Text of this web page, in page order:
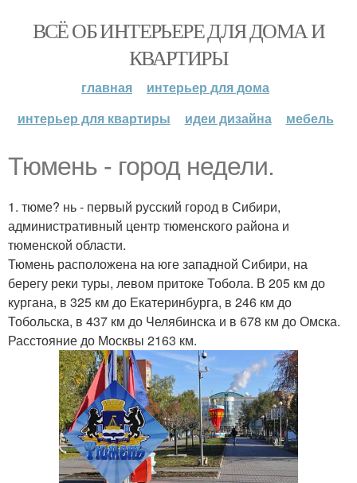
ВСЁ ОБ ИНТЕРЬЕРЕ ДЛЯ ДОМА И
КВАРТИРЫ
главная
интерьер для дома
интерьер для квартиры
идеи дизайна мебель
Тюмень - город недели.
1. тюме? нь - первый русский город в Сибири,
административный центр тюменского района и
тюменской области.
Тюмень расположена на юге западной Сибири, на
берегу реки туры, левом притоке Тобола. В 205 км до
кургана, в 325 км до Екатеринбурга, в 246 км до
Тобольска, в 437 км до Челябинска и в 678 км до Омска.
Расстояние до Москвы 2163 км.